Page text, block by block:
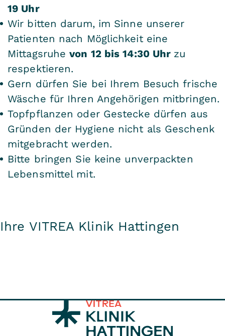
19 Uhr
Wir bitten darum, im Sinne unserer
Patienten nach Möglichkeit eine
Mittagsruhevon 12 bis 14:30 Uhr zu
respektieren.
Gern dürfen Sie bei Ihrem Besuch frische
Wäsche für Ihren Angehörigen mitbringen.
Topfpflanzen oder Gestecke dürfen aus
Gründen der Hygiene nicht als Geschenk
mitgebracht werden.
Bitte bringen Sie keine unverpackten
Lebensmittel mit.
Ihre VITREA Klinik Hattingen